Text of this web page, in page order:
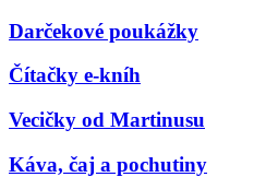
Darčekové poukážky
Čítačky e-kníh
Vecičky od Martinusu
Káva, čaj a pochutiny